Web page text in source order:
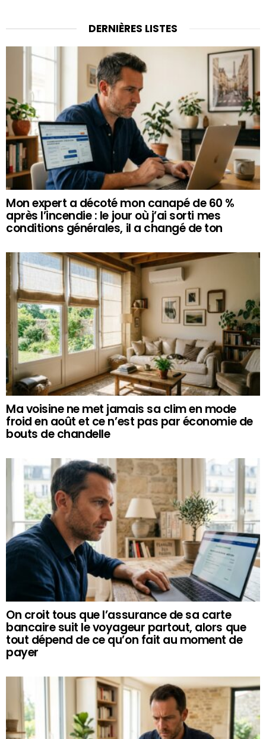
DERNIÈRES LISTES
Mon expert a décoté mon canapé de 60 %
après l’incendie : le jour où j’ai sorti mes
conditions générales, il a changé de ton
Ma voisine ne met jamais sa clim en mode
froid en août et ce n’est pas par économie de
bouts de chandelle
On croit tous que l’assurance de sa carte
bancaire suit le voyageur partout, alors que
tout dépend de ce qu’on fait au moment de
payer